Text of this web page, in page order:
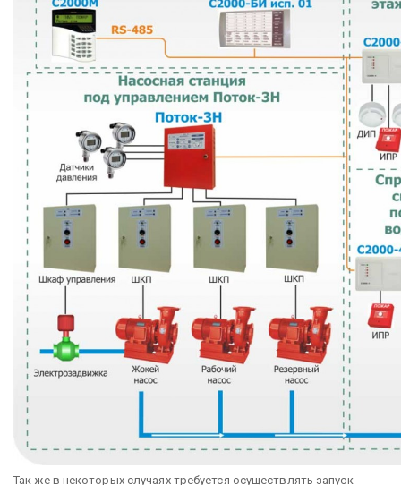
Так же в некоторых случаях требуется осуществлять запуск